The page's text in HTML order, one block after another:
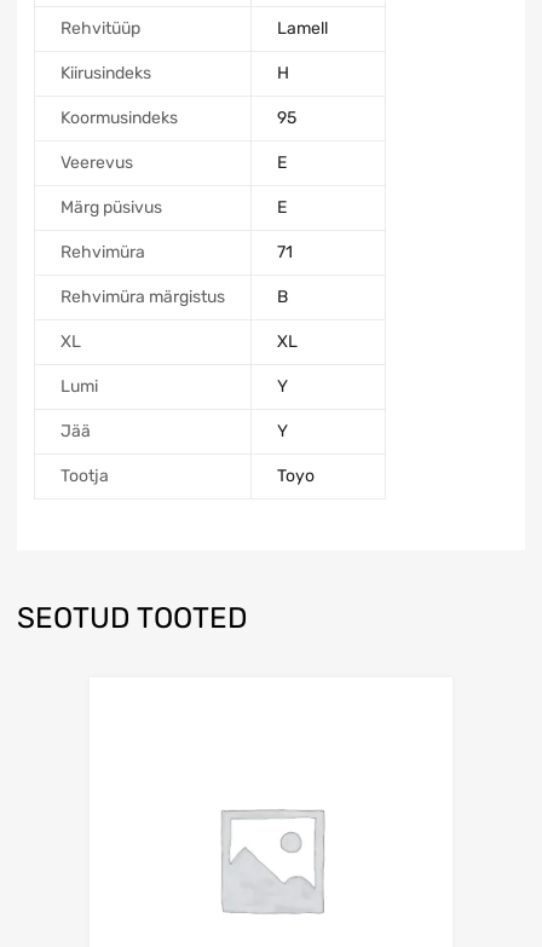
Rehvitüüp Lamell
Kiirusindeks H
Koormusindeks 95
Veerevus E
Märg püsivus E
Rehvimüra 71
Rehvimüra märgistus B
XL XL
Lumi Y
Jää Y
Tootja Toyo
SEOTUD TOOTED